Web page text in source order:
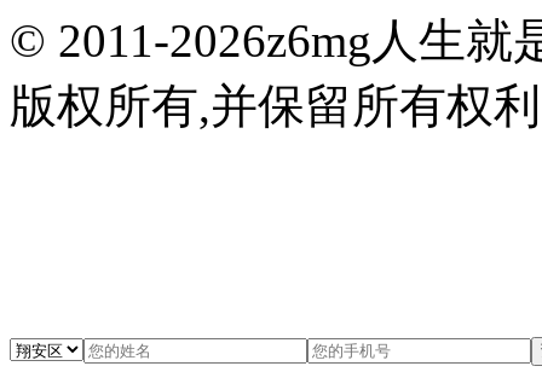
© 2011-2026z6mg人生
版权所有,并保留所有权